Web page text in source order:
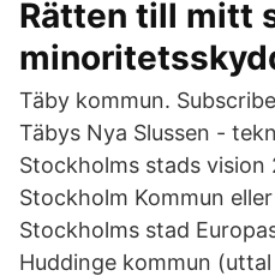
Rätten till mitt
Täby kommun.
Täbys Nya Slussen -
Stockholms stads
Stockholm Kommun
Stockholms stad
Huddinge kommun